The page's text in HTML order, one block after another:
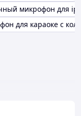
микрофон для
для караоке с